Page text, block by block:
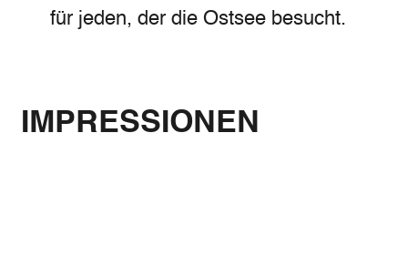
für jeden, der die Ostsee besucht.
IMPRESSIONEN